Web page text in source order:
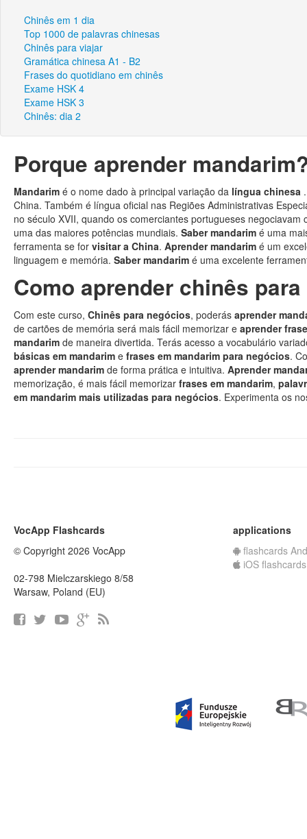
Chinês em 1 dia
Top 1000 de palavras chinesas
Chinês para viajar
Gramática chinesa A1 - B2
Frases do quotidiano em chinês
Exame HSK 4
Exame HSK 3
Chinês: dia 2
Porque aprender
Mandarim é o nome dado à principal variação da língua chinesa
China. Também é língua oficial nas Regiões Administrativas
no século XVII, quando os comerciantes portugueses
uma das maiores potências mundiais. Saber mandarim é uma
ferramenta se for visitar a China. Aprender mandarim é um
linguagem e memória. Saber mandarim é uma excelente
Como aprender chinês
Com este curso, Chinês para negócios, poderás aprender
de cartões de memória será mais fácil memorizar e aprender
mandarim de maneira divertida. Terás acesso a vocabulário
básicas em mandarim e frases em mandarim para negócios.
aprender mandarim de forma prática e intuitiva. Aprender
memorização, é mais fácil memorizar frases em mandarim,
em mandarim mais utilizadas para negócios. Experimenta os
VocApp Flashcards
© Copyright 2026 VocApp
02-798 Mielczarskiego 8/58
Warsaw, Poland (EU)
applications
flashcards
iOS flashcards